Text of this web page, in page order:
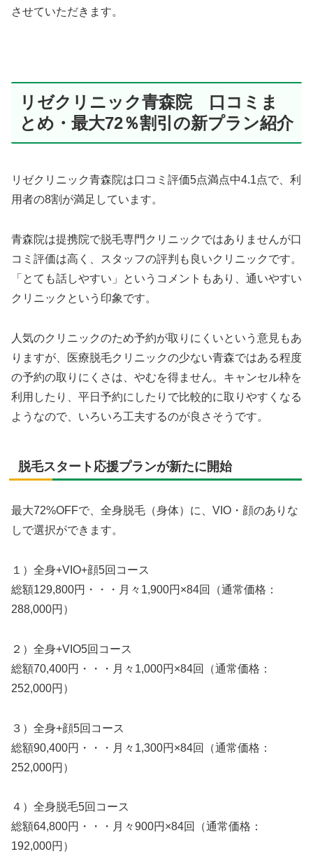
させていただきます。
リゼクリニック青森院 口コミま
とめ・最大72％割引の新プラン紹介
リゼクリニック青森院は口コミ評価5点満点中4.1点で、利
用者の8割が満足しています。
青森院は提携院で脱毛専門クリニックではありませんが口
コミ評価は高く、スタッフの評判も良いクリニックです。
「とても話しやすい」というコメントもあり、通いやすい
クリニックという印象です。
人気のクリニックのため予約が取りにくいという意見もあ
りますが、医療脱毛クリニックの少ない青森ではある程度
の予約の取りにくさは、やむを得ません。キャンセル枠を
利用したり、平日予約にしたりで比較的に取りやすくなる
ようなので、いろいろ工夫するのが良さそうです。
脱毛スタート応援プランが新たに開始
最大72%OFFで、全身脱毛（身体）に、VIO・顔のありな
しで選択ができます。
１）全身+VIO+顔5回コース
総額129,800円・・・月々1,900円×84回（通常価格：
288,000円）
２）全身+VIO5回コース
総額70,400円・・・月々1,000円×84回（通常価格：
252,000円）
３）全身+顔5回コース
総額90,400円・・・月々1,300円×84回（通常価格：
252,000円）
４）全身脱毛5回コース
総額64,800円・・・月々900円×84回（通常価格：
192,000円）